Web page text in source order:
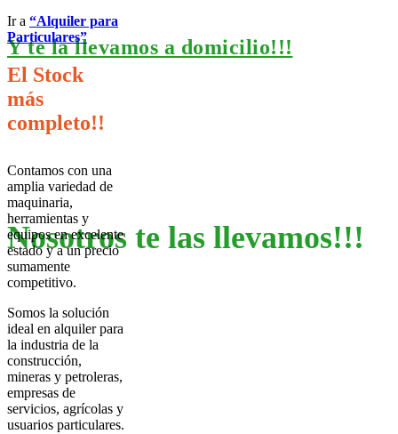
Y te la llevamos a domicilio!!!
¿Máquinas para la
Nosotros te las llevamos!!!
Ir a “Alquiler para
Particulares”
El Stock
más
completo!!
Contamos con una
amplia variedad de
maquinaria,
herramientas y
equipos en excelente
estado y a un precio
sumamente
competitivo.
Somos la solución
ideal en alquiler para
la industria de la
construcción,
mineras y petroleras,
empresas de
servicios, agrícolas y
usuarios particulares.